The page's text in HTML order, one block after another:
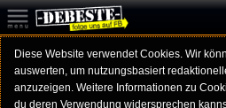
Diese Website verwendet Cookies. Wir
auswerten, um nutzungsbasiert
anzuzeigen. Weitere Informationen zu
du deren Verwendung widersprechen